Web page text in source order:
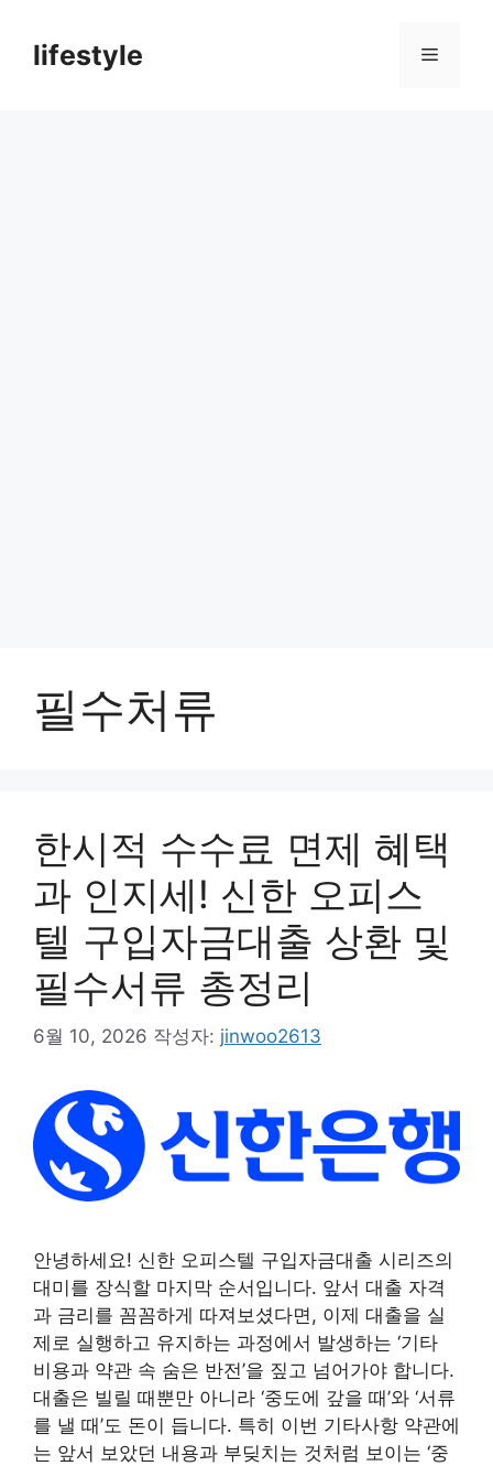
lifestyle 메
필수처류
한시적 수수료 면제 혜택
과 인지세! 신한 오피스
텔 구입자금대출 상환 및
필수서류 총정리
6월 10, 2026 작성자: jinwoo2613
안녕하세요! 신한 오피스텔 구입자금대출 시리즈의
대미를 장식할 마지막 순서입니다. 앞서 대출 자격
과 금리를 꼼꼼하게 따져보셨다면, 이제 대출을 실
제로 실행하고 유지하는 과정에서 발생하는 ‘기타
비용과 약관 속 숨은 반전’을 짚고 넘어가야 합니다.
대출은 빌릴 때뿐만 아니라 ‘중도에 갚을 때’와 ‘서류
를 낼 때’도 돈이 듭니다. 특히 이번 기타사항 약관에
는 앞서 보았던 내용과 부딪치는 것처럼 보이는 ‘중